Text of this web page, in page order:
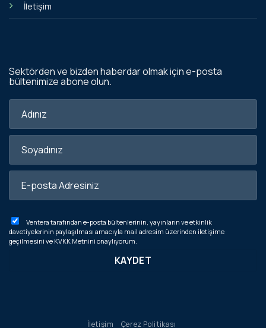
İletişim
Sektörden ve bizden haberdar olmak için e-posta
bültenimize abone olun.
Ventera tarafından e-posta bültenlerinin, yayınların ve etkinlik
davetiyelerinin paylaşılması amacıyla mail adresim üzerinden iletişime
geçilmesini ve KVKK Metnini onaylıyorum.
İletişim
Çerez Politikası